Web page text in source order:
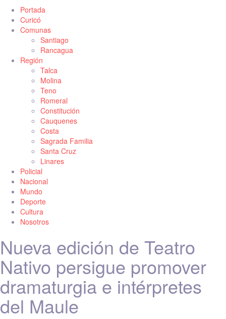
Portada
Curicó
Comunas
Santiago
Rancagua
Región
Talca
Molina
Teno
Romeral
Constitución
Cauquenes
Costa
Sagrada Familia
Santa Cruz
Linares
Policial
Nacional
Mundo
Deporte
Cultura
Nosotros
Nueva edición de Teatro
Nativo persigue promover
dramaturgia e intérpretes
del Maule